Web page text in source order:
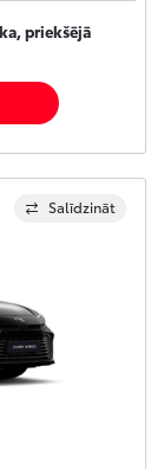
priekšējā
Salīdzināt